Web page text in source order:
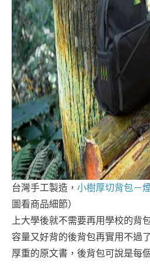
台灣手工製造， 小樹厚切背包－
圖看商品細節）
上大學後就不需要再用學校的背
容量又好背的後背包再實用不過
厚重的原文書，後背包可說是每